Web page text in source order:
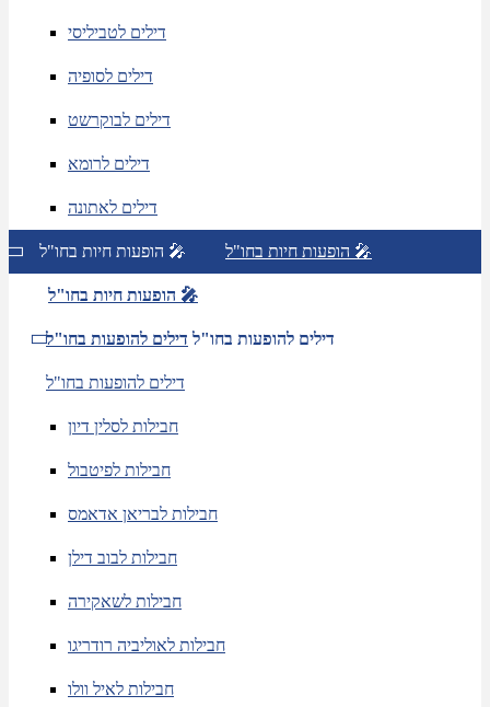
דילים לטביליסי
דילים לסופיה
דילים לבוקרשט
דילים לרומא
דילים לאתונה
הופעות חיות בחו"ל 🎤 הופעות חיות בחו"ל 🎤
הופעות חיות בחו"ל 🎤
דילים להופעות בחו"ל דילים להופעות בחו"ל
דילים להופעות בחו"ל
חבילות לסלין דיון
חבילות לפיטבול
חבילות לבריאן אדאמס
חבילות לבוב דילן
חבילות לשאקירה
חבילות לאוליביה רודריגו
חבילות לאיל וולו